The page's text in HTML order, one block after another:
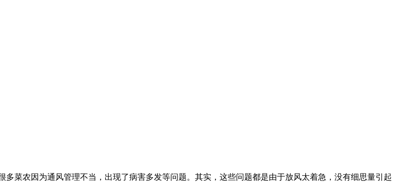
菜农因为通风管理不当，出现了病害多发等问题。其实，这些问题都是由于放风太着急，没有细思量引起